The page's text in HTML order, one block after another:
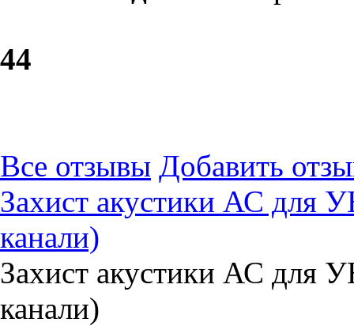
44
Все отзывы Добавить
Захист акустики АС для
канали)
Захист акустики АС для
канали)